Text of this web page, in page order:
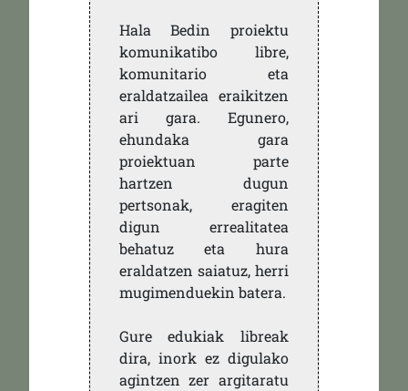
Hala Bedin proiektu
komunikatibo libre,
komunitario eta
eraldatzailea eraikitzen
ari gara. Egunero,
ehundaka gara
proiektuan parte
hartzen dugun
pertsonak, eragiten
digun errealitatea
behatuz eta hura
eraldatzen saiatuz, herri
mugimenduekin batera.
Gure edukiak libreak
dira, inork ez digulako
agintzen zer argitaratu